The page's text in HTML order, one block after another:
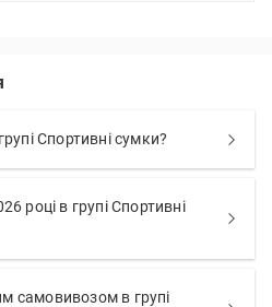
Спортивні сумки?
році в групі Спортивні
самовивозом в групі